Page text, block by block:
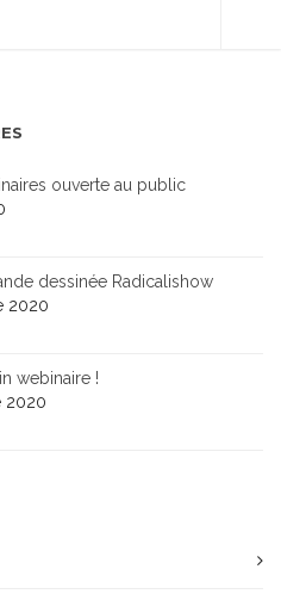
ouverte au public
dessinée Radicalishow
2020
webinaire !
2020